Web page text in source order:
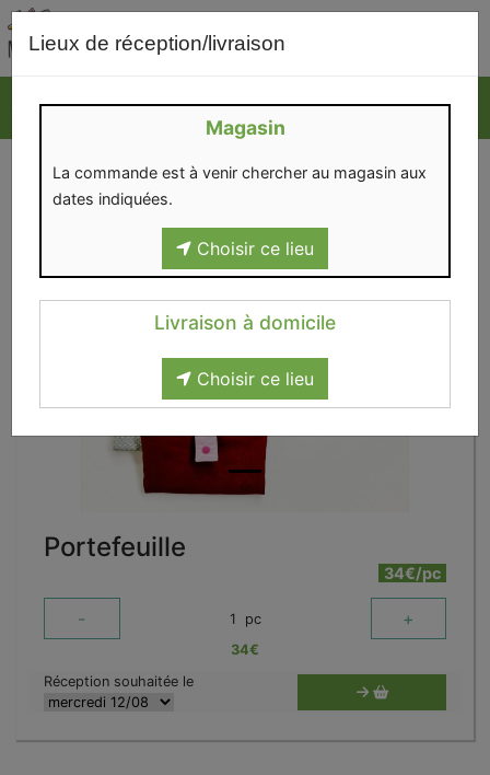
Lieux de réception/livraison
Magasin
La commande est à venir chercher au magasin aux
dates indiquées.
Choisir ce lieu
Livraison à domicile
Choisir ce lieu
Portefeuille
34€/pc
- 1 pc +
34€
Réception souhaitée le